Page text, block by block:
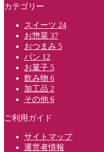
カテゴリー
スイーツ 24
お惣菜 37
おつまみ 5
パン 12
お菓子 5
飲み物 6
加工品 2
その他 6
ご利用ガイド
サイトマップ
運営者情報